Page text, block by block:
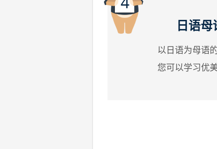
日语
以日语为母语
您可以学习优